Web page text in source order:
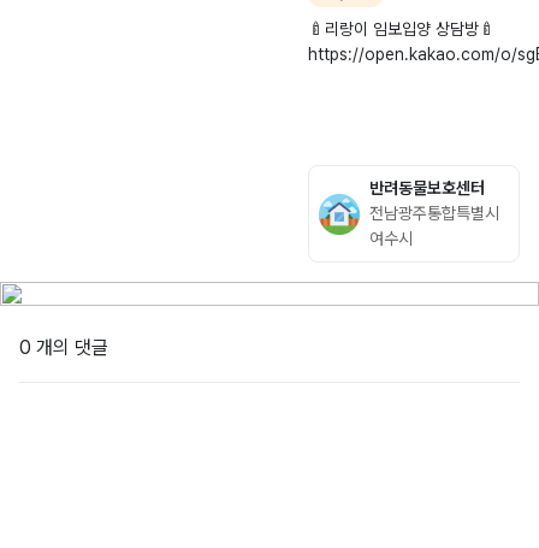
https://open.kaka
o.com/o/sgBwinsi
🍼리랑이 임보입양 상담방🍼
https://open.kakao.com/o/
반려동물보호센터
전남광주통합특별시
여수시
0 개의 댓글